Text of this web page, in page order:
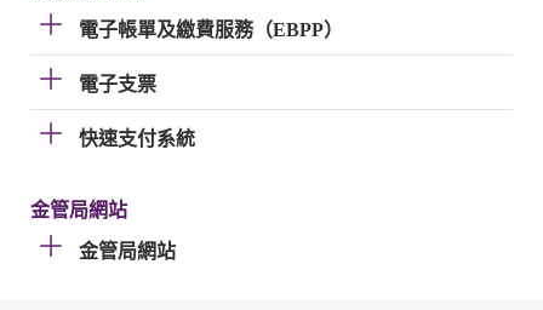
電子帳單及繳費服務（EBPP）
電子支票
快速支付系統
金管局網站
金管局網站